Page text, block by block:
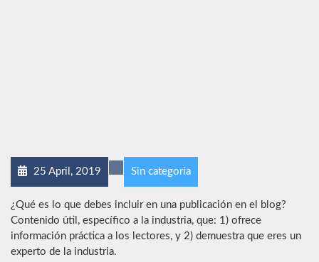
25 April, 2019 Sin categoría
¿Qué es lo que debes incluir en una publicación en el blog?
Contenido útil, específico a la industria, que: 1) ofrece
información práctica a los lectores, y 2) demuestra que eres un
experto de la industria.